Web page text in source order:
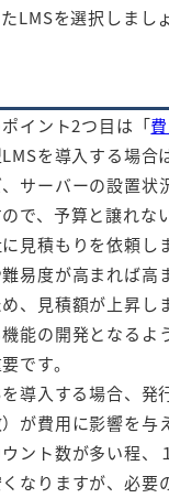
LMSを選択しましょ
イント2つ目は「
を導入する場合
サーバーの設置状
で、予算と譲れな
見積もりを依頼し
易度が高まれば高
、見積額が上昇し
能の開発となるよ
です。
導入する場合、発
が費用に影響を与
ント数が多い程、
なりますが、必要